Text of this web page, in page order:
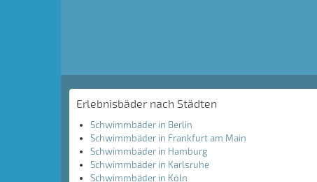
Erlebnisbäder nach Städten
Schwimmbäder in Berlin
Schwimmbäder in Frankfurt am Main
Schwimmbäder in Hamburg
Schwimmbäder in Karlsruhe
Schwimmbäder in Köln